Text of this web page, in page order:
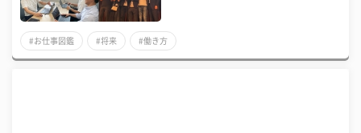
#お仕事図鑑 #将来 #働き方